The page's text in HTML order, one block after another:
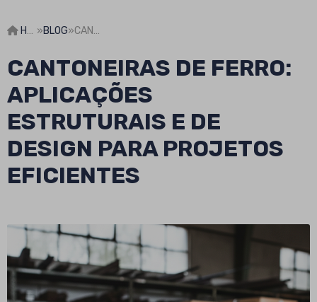
HOME »BLOG» CANTONEIRAS DE FERRO: APLICAÇÕES ESTRUTURAIS E DE DESIGN PARA PROJETOS EFICIENTES
CANTONEIRAS DE FERRO:
APLICAÇÕES
ESTRUTURAIS E DE
DESIGN PARA PROJETOS
EFICIENTES